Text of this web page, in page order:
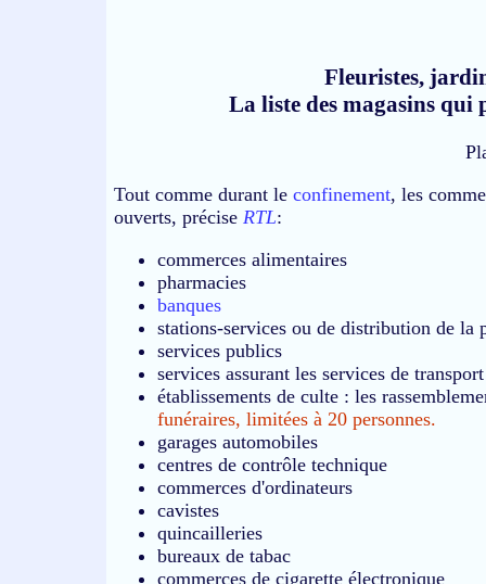
Fleuristes,
La liste des magasins
Tout comme durant le confinement, les
ouverts, précise RTL:
commerces alimentaires
pharmacies
banques
stations-services ou de distribution de la
services publics
services assurant les services de transport
établissements de culte : les
funéraires, limitées à 20 personnes.
garages automobiles
centres de contrôle technique
commerces d'ordinateurs
cavistes
quincailleries
bureaux de tabac
commerces de cigarette électronique